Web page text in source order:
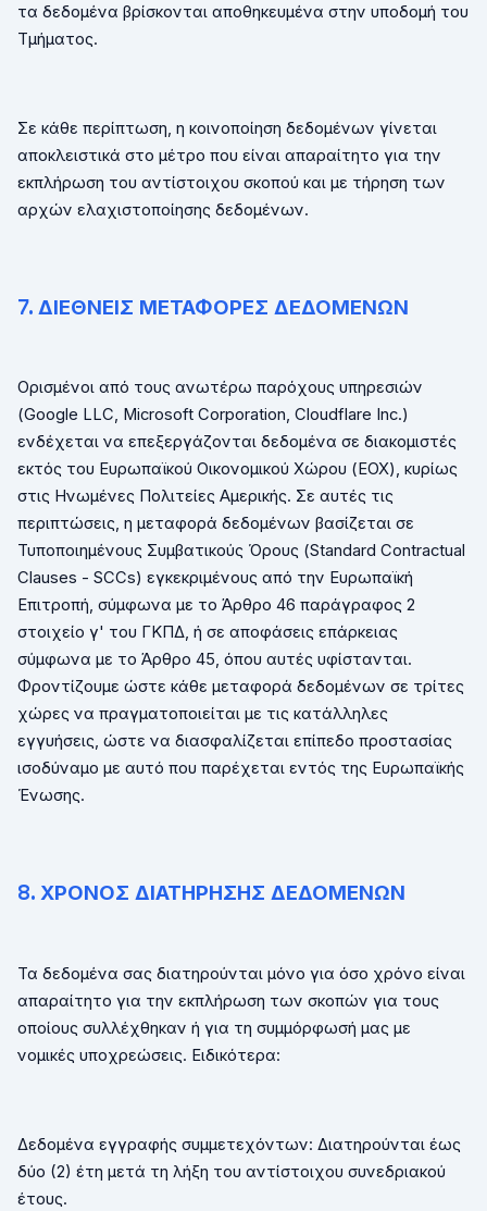
τα δεδομένα βρίσκονται αποθηκευμένα στην υποδομή του
Τμήματος.
Σε κάθε περίπτωση, η κοινοποίηση δεδομένων γίνεται
αποκλειστικά στο μέτρο που είναι απαραίτητο για την
εκπλήρωση του αντίστοιχου σκοπού και με τήρηση των
αρχών ελαχιστοποίησης δεδομένων.
7. ΔΙΕΘΝΕΙΣ ΜΕΤΑΦΟΡΕΣ ΔΕΔΟΜΕΝΩΝ
Ορισμένοι από τους ανωτέρω παρόχους υπηρεσιών
(Google LLC, Microsoft Corporation, Cloudflare Inc.)
ενδέχεται να επεξεργάζονται δεδομένα σε διακομιστές
εκτός του Ευρωπαϊκού Οικονομικού Χώρου (ΕΟΧ), κυρίως
στις Ηνωμένες Πολιτείες Αμερικής. Σε αυτές τις
περιπτώσεις, η μεταφορά δεδομένων βασίζεται σε
Τυποποιημένους Συμβατικούς Όρους (Standard Contractual
Clauses - SCCs) εγκεκριμένους από την Ευρωπαϊκή
Επιτροπή, σύμφωνα με το Άρθρο 46 παράγραφος 2
στοιχείο γ' του ΓΚΠΔ, ή σε αποφάσεις επάρκειας
σύμφωνα με το Άρθρο 45, όπου αυτές υφίστανται.
Φροντίζουμε ώστε κάθε μεταφορά δεδομένων σε τρίτες
χώρες να πραγματοποιείται με τις κατάλληλες
εγγυήσεις, ώστε να διασφαλίζεται επίπεδο προστασίας
ισοδύναμο με αυτό που παρέχεται εντός της Ευρωπαϊκής
Ένωσης.
8. ΧΡΟΝΟΣ ΔΙΑΤΗΡΗΣΗΣ ΔΕΔΟΜΕΝΩΝ
Τα δεδομένα σας διατηρούνται μόνο για όσο χρόνο είναι
απαραίτητο για την εκπλήρωση των σκοπών για τους
οποίους συλλέχθηκαν ή για τη συμμόρφωσή μας με
νομικές υποχρεώσεις. Ειδικότερα:
Δεδομένα εγγραφής συμμετεχόντων: Διατηρούνται έως
δύο (2) έτη μετά τη λήξη του αντίστοιχου συνεδριακού
έτους.